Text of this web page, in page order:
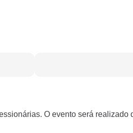
O evento será realizado